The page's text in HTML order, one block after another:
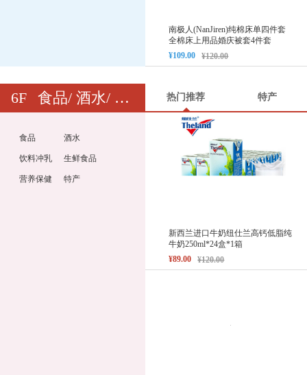
南极人(NanJiren)纯棉床单四件套
全棉床上用品婚庆被套4件套
¥109.00
¥120.00
6F 食品/ 酒水/ 生鲜/ 特产
食品 酒水
饮料冲乳 生鲜食品
营养保健 特产
热门推荐 特产
新西兰进口牛奶纽仕兰高钙低脂纯
牛奶250ml*24盒*1箱
¥89.00
¥120.00